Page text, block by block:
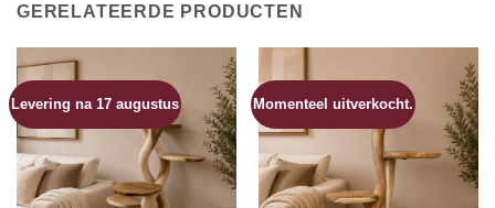
GERELATEERDE PRODUCTEN
Levering na 17 augustus Momenteel uitverkocht.